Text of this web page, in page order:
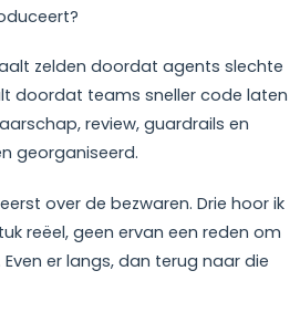
zelden doordat agents slechte
doordat teams sneller code laten
review, guardrails en
georganiseerd.
over de bezwaren. Drie hoor ik
reëel, geen ervan een reden om
er langs, dan terug naar die